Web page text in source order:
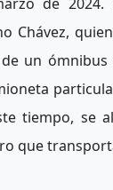
Chávez,
un
tiempo, se
que